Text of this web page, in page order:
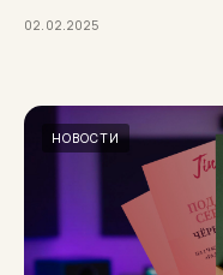
02.02.2025
НОВОСТИ